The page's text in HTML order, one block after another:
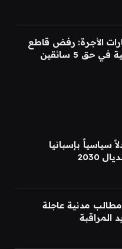
الأجرة: رفض قاطع
حق 5 سائقين
سياسياً بإسبانيا
2030
ميرلفت: 3 مطالب مدنية عاجلة
المراقبة